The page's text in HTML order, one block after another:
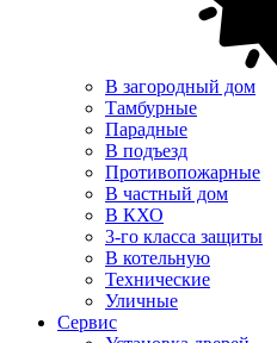
В загородный дом
Тамбурные
Парадные
В подъезд
Противопожарные
В частный дом
В КХО
3-го класса защиты
В котельную
Технические
Уличные
Сервис